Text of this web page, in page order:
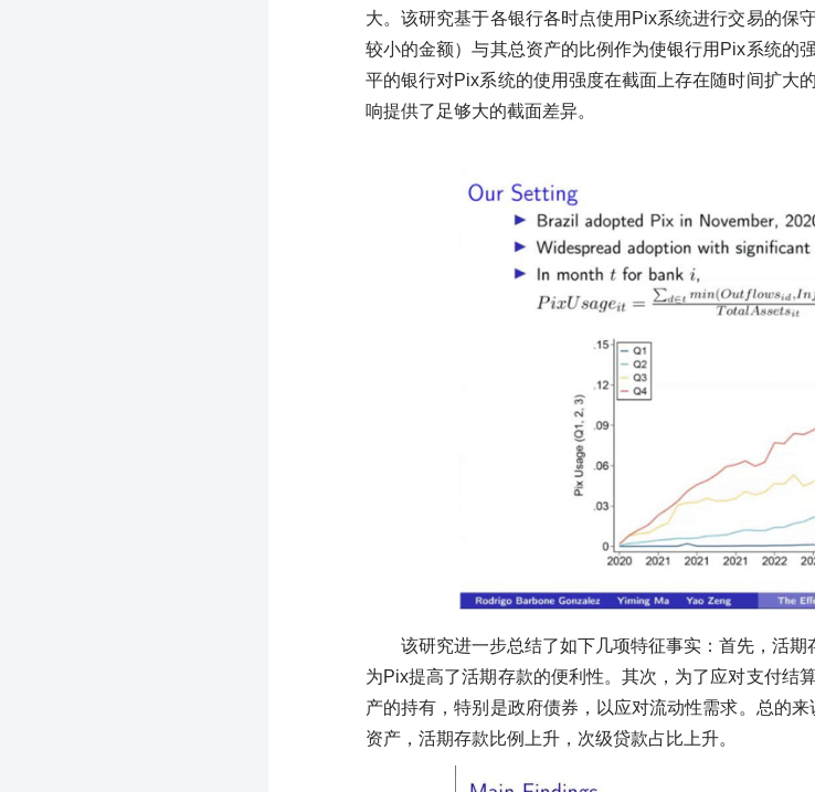
大。该研究基于各银行各时点使用Pix系统进行交易的保
较小的金额）与其总资产的比例作为使银行用Pix系统的
平的银行对Pix系统的使用强度在截面上存在随时间扩大
响提供了足够大的截面差异。
该研究进一步总结了如下几项特征事实：首先，活
为Pix提高了活期存款的便利性。其次，为了应对支付结
产的持有，特别是政府债券，以应对流动性需求。总的
资产，活期存款比例上升，次级贷款占比上升。